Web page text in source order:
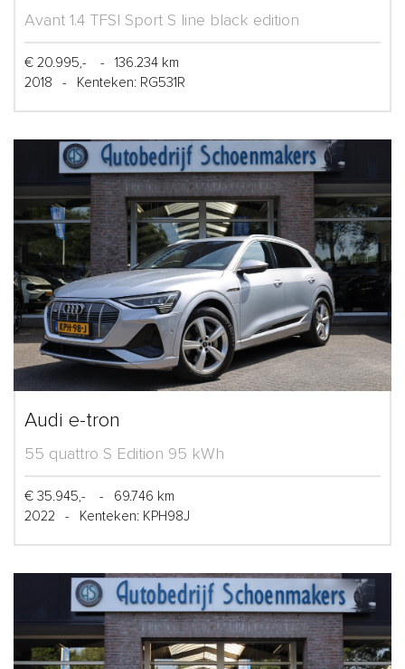
Avant 1.4 TFSI Sport S line black edition
€ 20.995,- -
136.234 km
2018
- Kenteken: RG531R
Audi e-tron
55 quattro S Edition 95 kWh
€ 35.945,- -
69.746 km
2022
- Kenteken: KPH98J